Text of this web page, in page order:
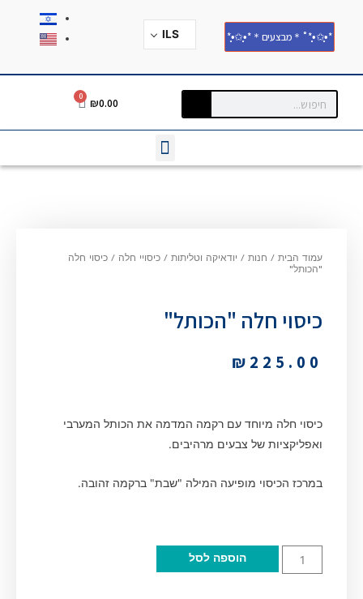
*•̩̩͙✩•̩̩͙*˚＊מבצעים＊*•̩̩͙✩•̩̩͙* ILS
₪0.00
0
עמוד הבית / חנות / יודאיקה וטליתות / כיסויי חלה / כיסוי חלה
"הכותל"
כיסוי חלה "הכותל"
₪ 225.00
כיסוי חלה מיוחד עם רקמה המדמה את הכותל המערבי
ואפליקציות של צבעים מרהיבים.
במרכז הכיסוי מופיעה המילה "שבת" ברקמה זהובה.
הוספה לסל